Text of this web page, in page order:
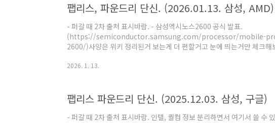
팹리스, 파운드리 단신. (2026.01.13. 삼성, AMD)
- 퍼갈 때 2차 출처 표시바람. - 삼성엑시노스2600 공식 발표.
(https://semiconductor.samsung.com/processor/mobile-
2600/)사양은 위키 정리된거 보는게 더 편할거고 눈에 띄는거만 체크
비 연산성능 2배라는데 실제로 연산성능이 2배 나온다면 FP32 듀얼이슈
일지도.이번에 업스케일링을 강조하는걸보면 AI 가속유닛이..
2026. 1. 13.
팹리스 파운드리 단신. (2025.12.03. 삼성, 구글)
- 퍼갈 때 2차 출처 표시바람. 인텔, 퀄컴 정보 분리하면서 여기서 쓸 수